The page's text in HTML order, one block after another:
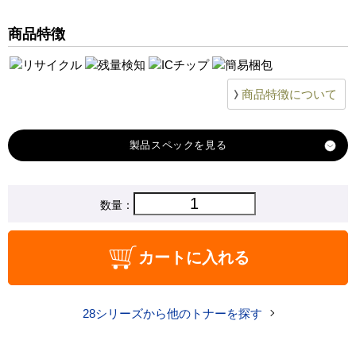
商品特徴
商品特徴について
製品スペック
タイプ28 ブラック
22,920 円
数量：
カートに入れる
28シリーズから他のトナーを探す